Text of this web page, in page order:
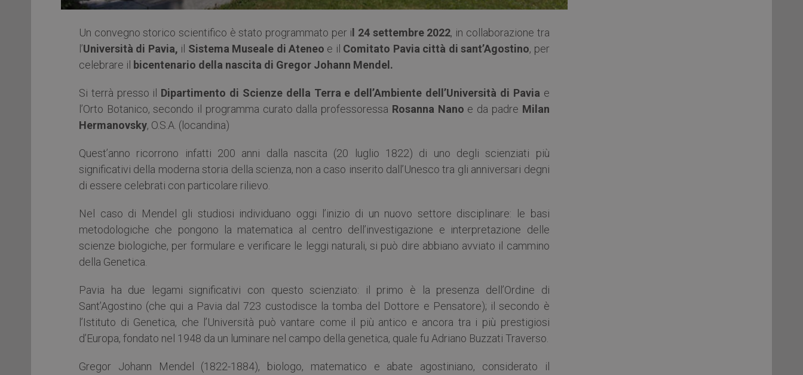
Un convegno storico scientifico è stato programmato per il 24 settembre 2022, in collaborazione tra
l’Università di Pavia, il Sistema Museale di Ateneo e il Comitato Pavia città di sant’Agostino, per
celebrare il bicentenario della nascita di Gregor Johann Mendel.
Si terrà presso il Dipartimento di Scienze della Terra e dell’Ambiente dell’Università di Pavia e
l’Orto Botanico, secondo il programma curato dalla professoressa Rosanna Nano e da padre Milan
Hermanovsky, O.S.A. (locandina)
Quest’anno ricorrono infatti 200 anni dalla nascita (20 luglio 1822) di uno degli scienziati più
significativi della moderna storia della scienza, non a caso inserito dall’Unesco tra gli anniversari degni
di essere celebrati con particolare rilievo.
Nel caso di Mendel gli studiosi individuano oggi l’inizio di un nuovo settore disciplinare: le basi
metodologiche che pongono la matematica al centro dell’investigazione e interpretazione delle
scienze biologiche, per formulare e verificare le leggi naturali, si può dire abbiano avviato il cammino
della Genetica.
Pavia ha due legami significativi con questo scienziato: il primo è la presenza dell’Ordine di
Sant’Agostino (che qui a Pavia dal 723 custodisce la tomba del Dottore e Pensatore); il secondo è
l’Istituto di Genetica, che l’Università può vantare come il più antico e ancora tra i più prestigiosi
d’Europa, fondato nel 1948 da un luminare nel campo della genetica, quale fu Adriano Buzzati Traverso.
Gregor Johann Mendel (1822-1884), biologo, matematico e abate agostiniano, considerato il